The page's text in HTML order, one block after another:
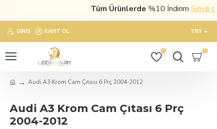
Tüm Ürünlerde%10 İndirimŞimdi
GIRIŞ KAYIT OL TRY
0 0
Audi A3 Krom Cam Çıtası 6 Prç 2004-2012
Audi A3 Krom Cam Çıtası 6 Prç
2004-2012